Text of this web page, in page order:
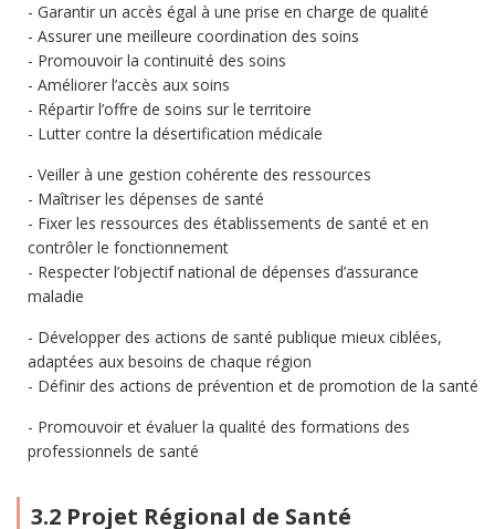
Garantir un accès égal à une prise en charge de qualité
Assurer une meilleure coordination des soins
Promouvoir la continuité des soins
Améliorer l’accès aux soins
Répartir l’offre de soins sur le territoire
Lutter contre la désertification médicale
Veiller à une gestion cohérente des ressources
Maîtriser les dépenses de santé
Fixer les ressources des établissements de santé et en
contrôler le fonctionnement
Respecter l’objectif national de dépenses d’assurance
maladie
Développer des actions de santé publique mieux ciblées,
adaptées aux besoins de chaque région
Définir des actions de prévention et de promotion de la santé
Promouvoir et évaluer la qualité des formations des
professionnels de santé
3.2 Projet Régional de Santé